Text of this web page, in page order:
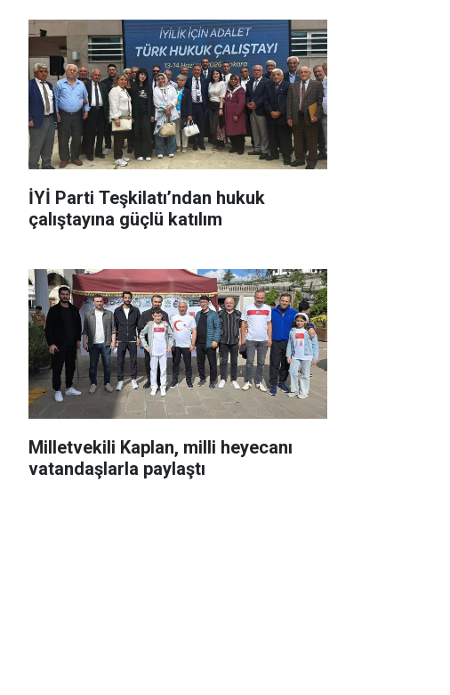
İYİ Parti Teşkilatı’ndan hukuk
çalıştayına güçlü katılım
Milletvekili Kaplan, milli heyecanı
vatandaşlarla paylaştı